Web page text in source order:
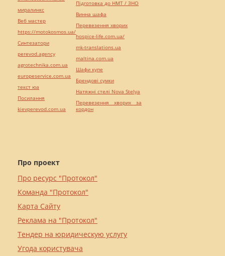
Про проект
Про ресурс "Протокол"
Команда "Протокол"
Карта Сайту
Реклама на "Протокол"
Тендер на юридическую услугу
Угода користувача
миралинкс
Веб мастер
https://motokosmos.ua/
Синтезатори
perevod.agency
agrotechnika.com.ua
europeservice.com.ua
текст юа
Посилання
kievperevod.com.ua
Підготовка до НМТ / ЗНО
Винна шафа
Перевезення хворих
hospice-life.com.ua/
mk-translations.ua
maltina.com.ua
Шафи купе
Брендові сумки
Натяжні стелі Nova Stelya
Перевезення хворих за
кордон